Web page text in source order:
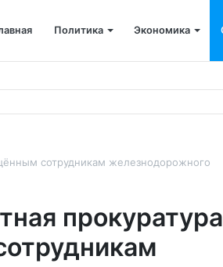
Политика Экономика
ущерб рекам на сумму почти 28
сотрудникам железнодорожного
прокуратура